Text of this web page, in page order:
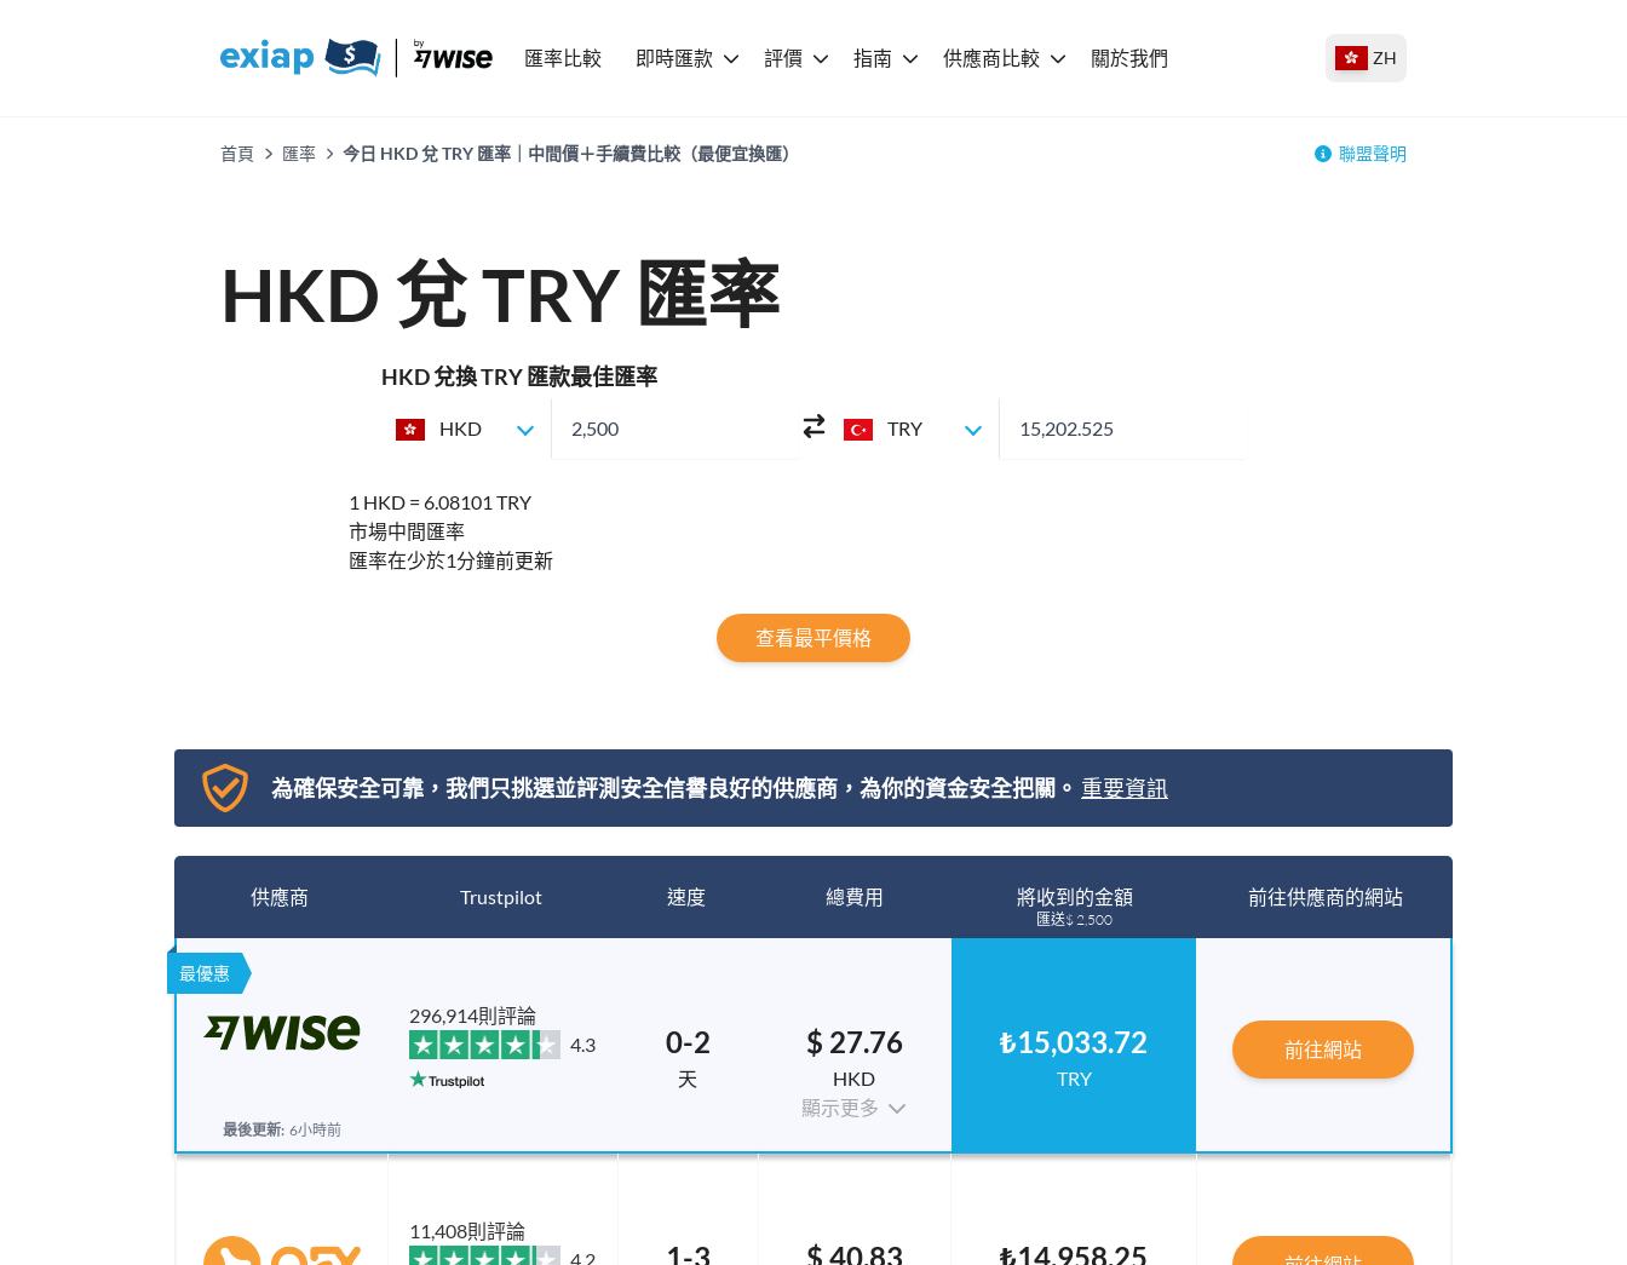
匯率比較 即時匯款 評價 指南 供應商比較 關於我們 ZH
首頁 匯率 今日 HKD 兌 TRY 匯率｜中間價＋手續費比較（最便宜換匯） 聯盟聲明
HKD 兌 TRY 匯率
HKD 兌換 TRY 匯款最佳匯率
HKD TRY
1 HKD = 6.08101 TRY
市場中間匯率
匯率在少於1分鐘前更新
查看最平價格
為確保安全可靠，我們只挑選並評測安全信譽良好的供應商，為你的資金安全把關。 重要資訊
供應商 Trustpilot 速度 總費用 將收到的金額
匯送$ 2,500
前往供應商的網站
最優惠
最後更新: 6小時前
296,914則評論
4.3
0-2
天
$ 27.76
HKD
顯示更多
₺15,033.72
TRY
前往網站
11,408則評論
4.2
1-3 $ 40.83 ₺14,958.25